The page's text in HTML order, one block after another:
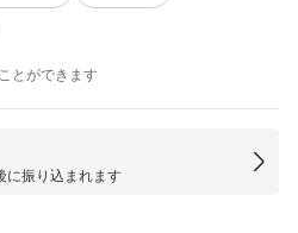
とができます
に振り込まれます